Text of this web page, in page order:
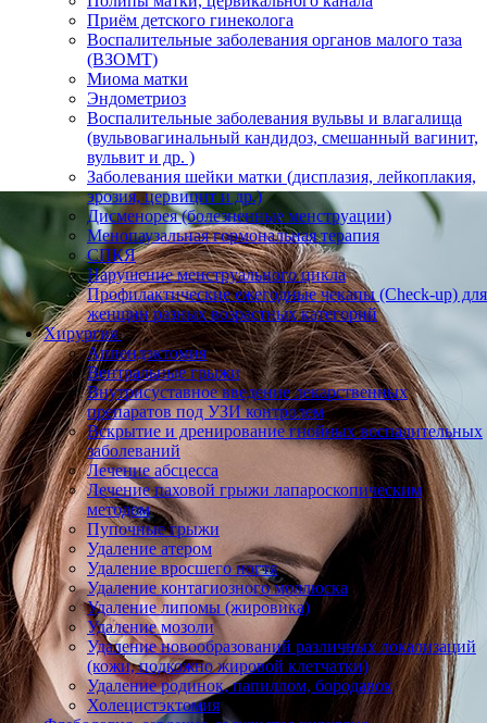
Приём детского гинеколога
Воспалительные заболевания органов малого таза
(ВЗОМТ)
Миома матки
Эндометриоз
Воспалительные заболевания вульвы и влагалища
(вульвовагинальный кандидоз, смешанный вагинит,
вульвит и др. )
Заболевания шейки матки (дисплазия, лейкоплакия,
эрозия, цервицит и др.)
Дисменорея (болезненные менструации)
Менопаузальная гормональная терапия
СПКЯ
Нарушение менструального цикла
Профилактические ежегодные чекапы (Check-up) для
женщин разных возрастных категорий
Хирургия
Аппендэктомия
Вентральные грыжи
Внутрисуставное введение лекарственных
препаратов под УЗИ контролем
Вскрытие и дренирование гнойных воспалительных
заболеваний
Лечение абсцесса
Лечение паховой грыжи лапароскопическим
методом
Пупочные грыжи
Удаление атером
Удаление вросшего ногтя
Удаление контагиозного моллюска
Удаление липомы (жировика)
Удаление мозоли
Удаление новообразований различных локализаций
(кожи, подкожно жировой клетчатки)
Удаление родинок, папиллом, бородавок
Холецистэктомия